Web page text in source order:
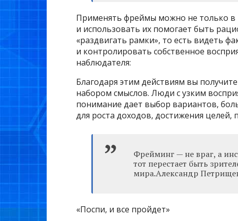
Применять фреймы можно не только в
и использовать их помогает быть
«раздвигать рамки», то есть видеть
и контролировать собственное
наблюдателя:
Благодаря этим действиям вы
набором смыслов. Люди с узким
понимание дает выбор вариантов,
для роста доходов, достижения целей,
Фрейминг — не враг, а
тот перестает быть
мира.Александр
«Поспи, и все пройдет»